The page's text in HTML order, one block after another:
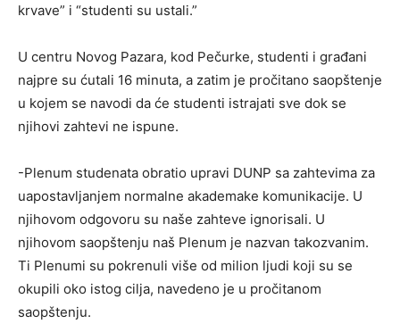
krvave” i “studenti su ustali.”
U centru Novog Pazara, kod Pečurke, studenti i građani
najpre su ćutali 16 minuta, a zatim je pročitano saopštenje
u kojem se navodi da će studenti istrajati sve dok se
njihovi zahtevi ne ispune.
-Plenum studenata obratio upravi DUNP sa zahtevima za
uapostavljanjem normalne akademake komunikacije. U
njihovom odgovoru su naše zahteve ignorisali. U
njihovom saopštenju naš Plenum je nazvan takozvanim.
Ti Plenumi su pokrenuli više od milion ljudi koji su se
okupili oko istog cilja, navedeno je u pročitanom
saopštenju.